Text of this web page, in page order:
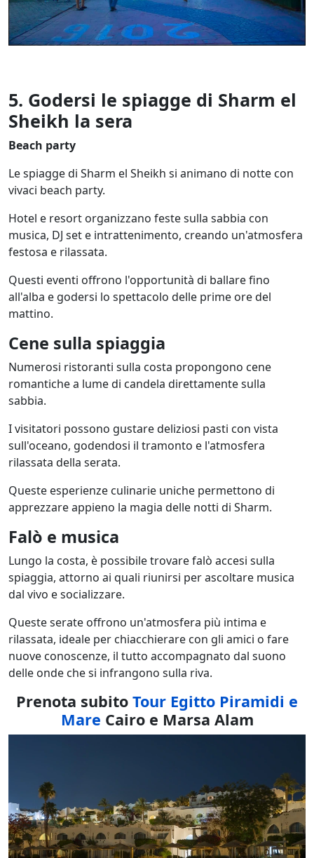
5. Godersi le spiagge di Sharm el
Sheikh la sera
Beach party
Le spiagge di Sharm el Sheikh si animano di notte con
vivaci beach party.
Hotel e resort organizzano feste sulla sabbia con
musica, DJ set e intrattenimento, creando un'atmosfera
festosa e rilassata.
Questi eventi offrono l'opportunità di ballare fino
all'alba e godersi lo spettacolo delle prime ore del
mattino.
Cene sulla spiaggia
Numerosi ristoranti sulla costa propongono cene
romantiche a lume di candela direttamente sulla
sabbia.
I visitatori possono gustare deliziosi pasti con vista
sull'oceano, godendosi il tramonto e l'atmosfera
rilassata della serata.
Queste esperienze culinarie uniche permettono di
apprezzare appieno la magia delle notti di Sharm.
Falò e musica
Lungo la costa, è possibile trovare falò accesi sulla
spiaggia, attorno ai quali riunirsi per ascoltare musica
dal vivo e socializzare.
Queste serate offrono un'atmosfera più intima e
rilassata, ideale per chiacchierare con gli amici o fare
nuove conoscenze, il tutto accompagnato dal suono
delle onde che si infrangono sulla riva.
Prenota subito Tour Egitto Piramidi e
Mare Cairo e Marsa Alam